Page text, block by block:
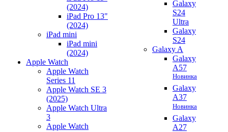
(2024)
iPad Pro 13"
(2024)
iPad mini
iPad mini
(2024)
Apple Watch
Apple Watch
Series 11
Apple Watch SE 3
(2025)
Apple Watch Ultra
3
Apple Watch
Galaxy
S24
Ultra
Galaxy
S24
Galaxy A
Galaxy
A57
Новинка
Galaxy
A37
Новинка
Galaxy
A27